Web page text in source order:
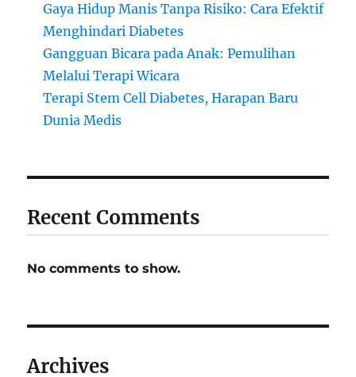
Gaya Hidup Manis Tanpa Risiko: Cara Efektif
Menghindari Diabetes
Gangguan Bicara pada Anak: Pemulihan
Melalui Terapi Wicara
Terapi Stem Cell Diabetes, Harapan Baru
Dunia Medis
Recent Comments
No comments to show.
Archives